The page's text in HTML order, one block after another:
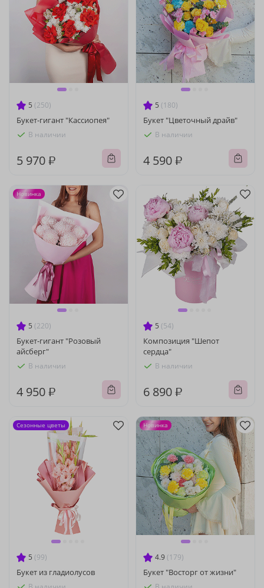
5 (250)
Букет-гигант "Кассиопея"
В наличии
5 970 ₽
5 (180)
Букет "Цветочный драйв"
В наличии
4 590 ₽
5 (220)
Букет-гигант "Розовый
айсберг"
В наличии
4 950 ₽
Новинка
5 (54)
Композиция "Шепот
сердца"
В наличии
6 890 ₽
5 (99)
Букет из гладиолусов
Сезонные цветы
4.9 (179)
Букет "Восторг от жизни"
Новинка